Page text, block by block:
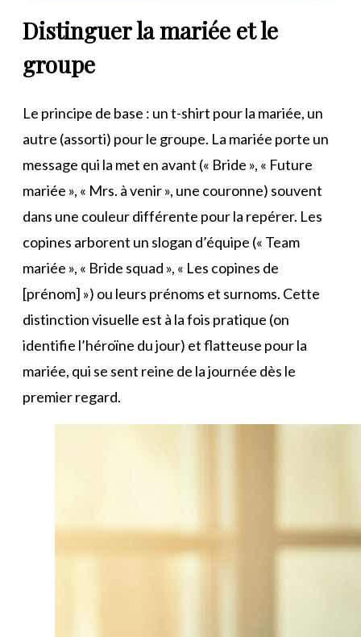
Distinguer la mariée et le
groupe
Le principe de base : un t-shirt pour la mariée, un
autre (assorti) pour le groupe. La mariée porte un
message qui la met en avant (« Bride », « Future
mariée », « Mrs. à venir », une couronne) souvent
dans une couleur différente pour la repérer. Les
copines arborent un slogan d’équipe (« Team
mariée », « Bride squad », « Les copines de
[prénom] ») ou leurs prénoms et surnoms. Cette
distinction visuelle est à la fois pratique (on
identifie l’héroïne du jour) et flatteuse pour la
mariée, qui se sent reine de la journée dès le
premier regard.